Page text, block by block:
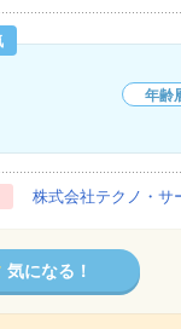
年齢
株式会社テクノ・
気になる！